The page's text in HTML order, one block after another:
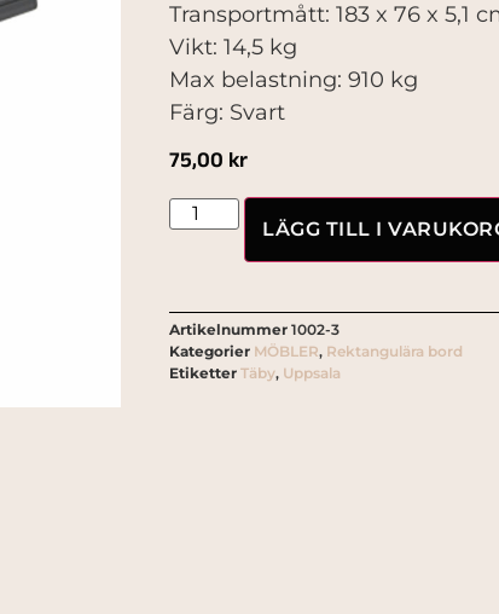
Transportmått: 183 x 76 x 5,1
Vikt: 14,5 kg
Max belastning: 910 kg
Färg: Svart
75,00 kr
LÄGG TILL I
Artikelnummer1002-3
Kategorier MÖBLER, Rektangulära bord
Etiketter Täby, Uppsala